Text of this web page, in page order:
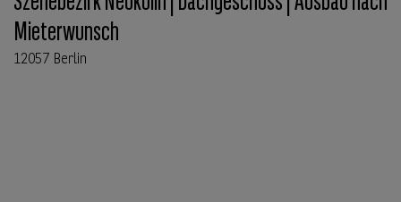
Mieterwunsch
12057 Berlin